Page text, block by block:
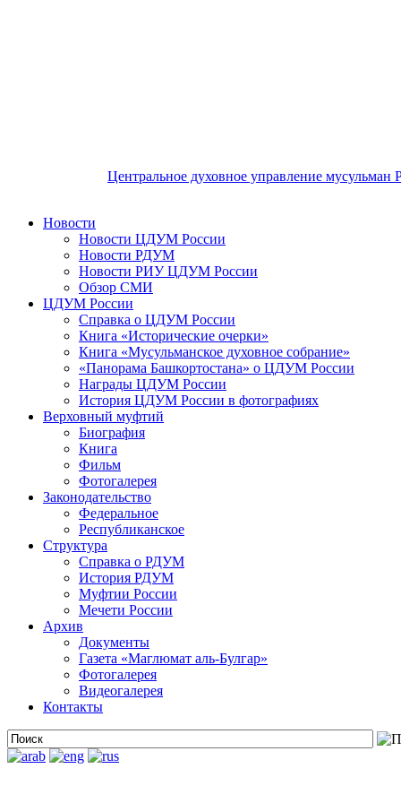
Центральное духовное управление мусульман
Новости
Новости ЦДУМ России
Новости РДУМ
Новости РИУ ЦДУМ России
Обзор СМИ
ЦДУМ России
Справка о ЦДУМ России
Книга «Исторические очерки»
Книга «Мусульманское духовное собрание»
«Панорама Башкортостана» о ЦДУМ России
Награды ЦДУМ России
История ЦДУМ России в фотографиях
Верховный муфтий
Биография
Книга
Фильм
Фотогалерея
Законодательство
Федеральное
Республиканское
Структура
Справка о РДУМ
История РДУМ
Муфтии России
Мечети России
Архив
Документы
Газета «Маглюмат аль-Булгар»
Фотогалерея
Видеогалерея
Контакты